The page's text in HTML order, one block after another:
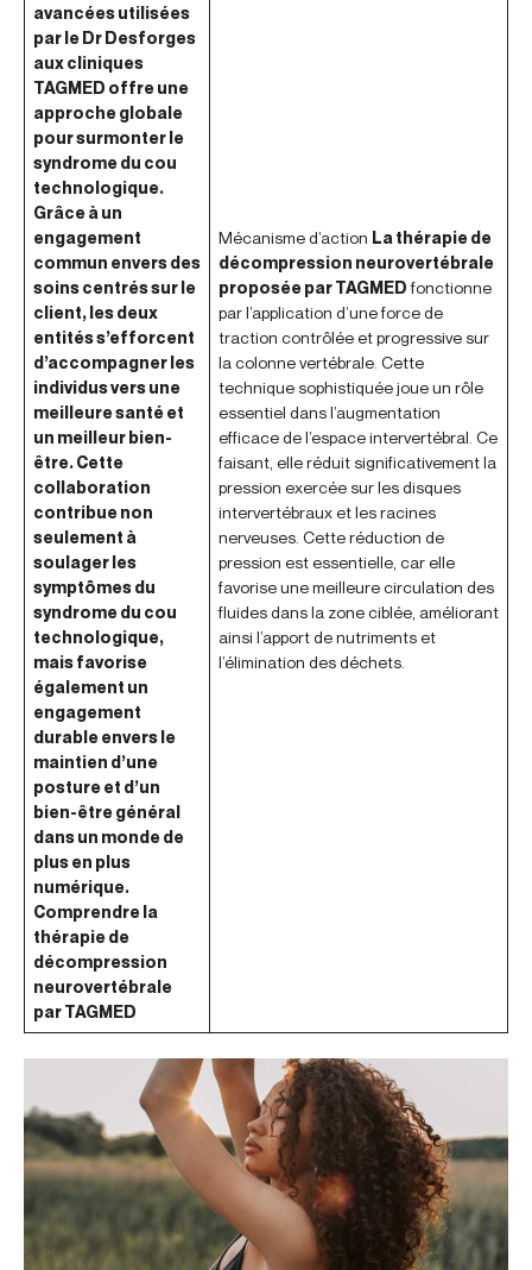
avancées utilisées
par le Dr Desforges
aux cliniques
TAGMED offre une
approche globale
pour surmonter le
syndrome du cou
technologique.
Grâce à un
engagement
commun envers des
soins centrés sur le
client, les deux
entités s’efforcent
d’accompagner les
individus vers une
meilleure santé et
un meilleur bien-
être. Cette
collaboration
contribue non
seulement à
soulager les
symptômes du
syndrome du cou
technologique,
mais favorise
également un
engagement
durable envers le
maintien d’une
posture et d’un
bien-être général
dans un monde de
plus en plus
numérique.
Comprendre la
thérapie de
décompression
neurovertébrale
par TAGMED
Mécanisme d’action La thérapie de
décompression neurovertébrale
proposée par TAGMEDfonctionne
par l’application d’une force de
traction contrôlée et progressive sur
la colonne vertébrale. Cette
technique sophistiquée joue un rôle
essentiel dans l’augmentation
efficace de l’espace intervertébral. Ce
faisant, elle réduit significativement la
pression exercée sur les disques
intervertébraux et les racines
nerveuses. Cette réduction de
pression est essentielle, car elle
favorise une meilleure circulation des
fluides dans la zone ciblée, améliorant
ainsi l’apport de nutriments et
l’élimination des déchets.